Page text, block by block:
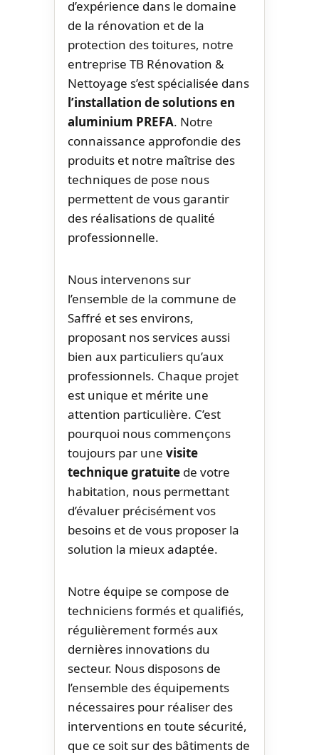
d’expérience dans le domaine
de la rénovation et de la
protection des toitures, notre
entreprise TB Rénovation &
Nettoyage s’est spécialisée dans
l’installation de solutions en
aluminium PREFA. Notre
connaissance approfondie des
produits et notre maîtrise des
techniques de pose nous
permettent de vous garantir
des réalisations de qualité
professionnelle.
Nous intervenons sur
l’ensemble de la commune de
Saffré et ses environs,
proposant nos services aussi
bien aux particuliers qu’aux
professionnels. Chaque projet
est unique et mérite une
attention particulière. C’est
pourquoi nous commençons
toujours par une visite
technique gratuite de votre
habitation, nous permettant
d’évaluer précisément vos
besoins et de vous proposer la
solution la mieux adaptée.
Notre équipe se compose de
techniciens formés et qualifiés,
régulièrement formés aux
dernières innovations du
secteur. Nous disposons de
l’ensemble des équipements
nécessaires pour réaliser des
interventions en toute sécurité,
que ce soit sur des bâtiments de